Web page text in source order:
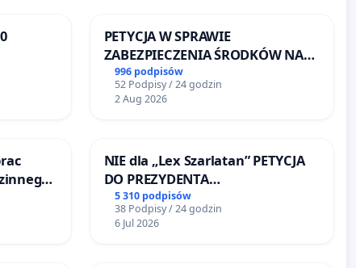
PETYCJA W SPRAWIE
ZABEZPIECZENIA ŚRODKÓW NA
FUNKCJONOWANIE SCHRONISKA
DLA BEZDOMNYCH ZWIERZĄT W
SKARYSZEWIE
996 podpisów
52 Podpisy / 24 godzin
2 Aug 2026
NIE dla „Lex Szarlatan” PETYCJA
DO PREZYDENTA
RZECZYPOSPOLITEJ POLSKIEJ
5 310 podpisów
38 Podpisy / 24 godzin
6 Jul 2026